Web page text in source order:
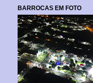
BARROCAS EM FOTO